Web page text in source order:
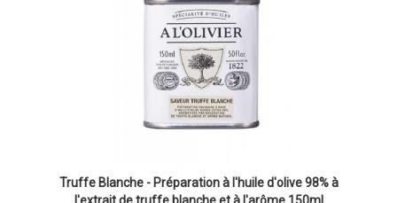
Truffe Blanche - Préparation à l'huile d'olive 98% à